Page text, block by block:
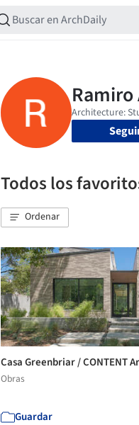
Todos los
Ordenar
Casa Greenbriar / CONTENT
Obras
Guardar